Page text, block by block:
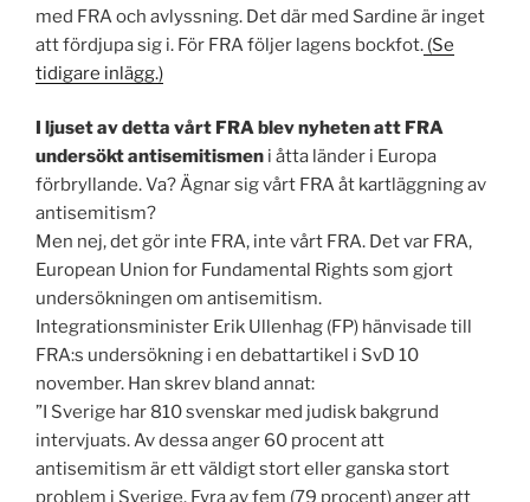
med FRA och avlyssning. Det där med Sardine är inget
att fördjupa sig i. För FRA följer lagens bockfot. (Se
tidigare inlägg.)
I ljuset av detta vårt FRA blev nyheten att FRA
undersökt antisemitismen i åtta länder i Europa
förbryllande. Va? Ägnar sig vårt FRA åt kartläggning av
antisemitism?
Men nej, det gör inte FRA, inte vårt FRA. Det var FRA,
European Union for Fundamental Rights som gjort
undersökningen om antisemitism.
Integrationsminister Erik Ullenhag (FP) hänvisade till
FRA:s undersökning i en debattartikel i SvD 10
november. Han skrev bland annat:
”I Sverige har 810 svenskar med judisk bakgrund
intervjuats. Av dessa anger 60 procent att
antisemitism är ett väldigt stort eller ganska stort
problem i Sverige. Fyra av fem (79 procent) anger att